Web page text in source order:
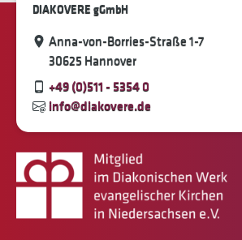
DIAKOVERE gGmbH
Anna-von-Borries-Straße 1-7
30625 Hannover
+49 (0)511 - 5354 0
info@diakovere.de